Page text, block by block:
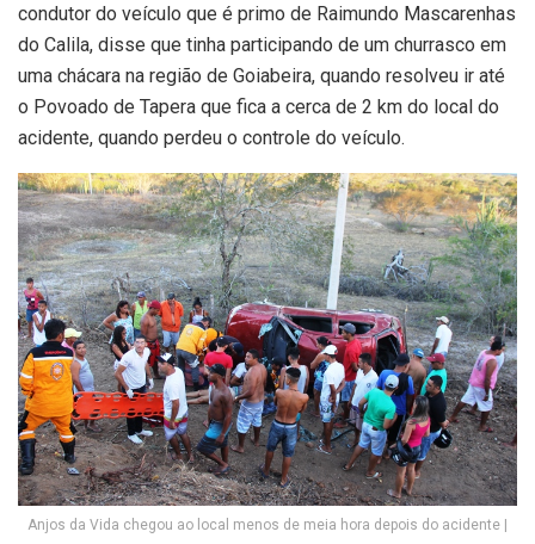
condutor do veículo que é primo de Raimundo Mascarenhas
do Calila, disse que tinha participando de um churrasco em
uma chácara na região de Goiabeira, quando resolveu ir até
o Povoado de Tapera que fica a cerca de 2 km do local do
acidente, quando perdeu o controle do veículo.
Anjos da Vida chegou ao local menos de meia hora depois do acidente |